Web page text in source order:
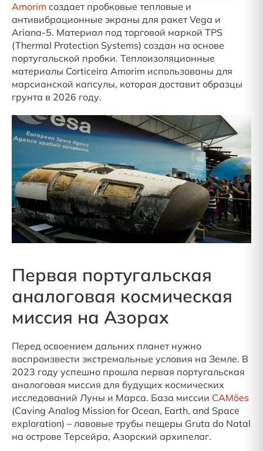
Amorim создает пробковые тепловые и
антивибрационные экраны для ракет Vega и
Ariana-5. Материал под торговой маркой TPS
(Thermal Protection Systems) создан на основе
португальской пробки. Теплоизоляционные
материалы Corticeira Amorim использованы для
марсианской капсулы, которая доставит образцы
грунта в 2026 году.
Первая португальская
аналоговая космическая
миссия на Азорах
Перед освоением дальних планет нужно
воспроизвести экстремальные условия на Земле. В
2023 году успешно прошла первая португальская
аналоговая миссия для будущих космических
исследований Луны и Марса. База миссии CAMões
(Caving Analog Mission for Ocean, Earth, and Space
exploration) – лавовые трубы пещеры Gruta do Natal
на острове Терсейра, Азорский архипелаг.